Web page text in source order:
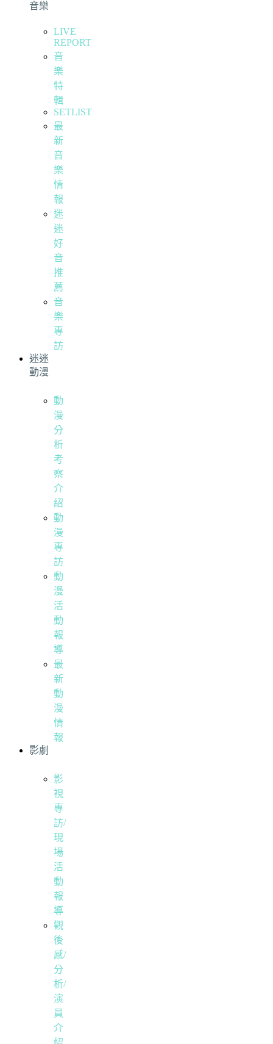
音樂
LIVE
REPORT
音
樂
特
輯
SETLIST
最
新
音
樂
情
報
迷
迷
好
音
推
薦
音
樂
專
訪
迷迷
動漫
動
漫
分
析
考
察
介
紹
動
漫
專
訪
動
漫
活
動
報
導
最
新
動
漫
情
報
影劇
影
視
專
訪/
現
場
活
動
報
導
觀
後
感/
分
析/
演
員
介